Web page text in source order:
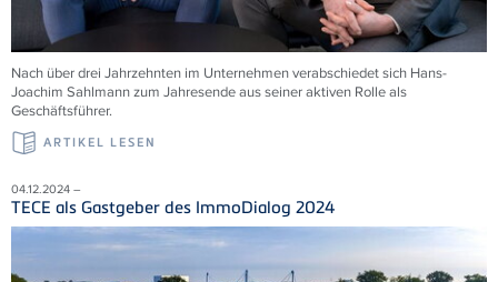
Nach über drei Jahrzehnten im Unternehmen verabschiedet sich Hans-
Joachim Sahlmann zum Jahresende aus seiner aktiven Rolle als
Geschäftsführer.
ARTIKEL LESEN
04.12.2024 –
TECE als Gastgeber des ImmoDialog 2024